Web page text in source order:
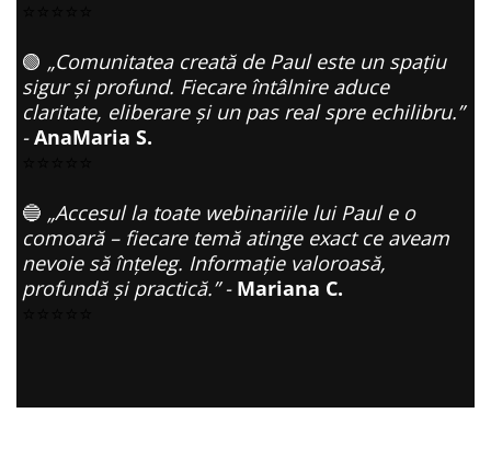
🟢 „Comunitatea creată de Paul este un spațiu
sigur și profund. Fiecare întâlnire aduce
claritate, eliberare și un pas real spre echilibru.”
-AnaMaria S.
🔵 „Accesul la toate webinariile lui Paul e o
comoară – fiecare temă atinge exact ce aveam
nevoie să înțeleg. Informație valoroasă,
profundă și practică.” - Mariana C.